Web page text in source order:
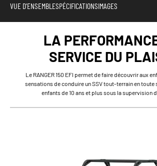
VUE D'ENSEMBLESPÉCIFICATIONSIMAGES
LA
SERVICE DU
Le RANGER 150 EFI permet de faire découvrir aux
sensations de conduire un SSV tout-terrain en toute
enfants de 10 ans et plus sous la supervision